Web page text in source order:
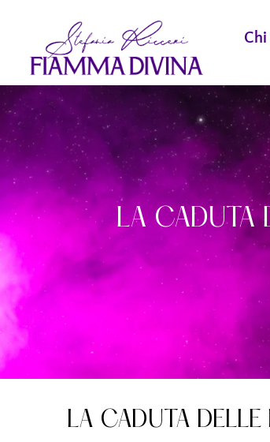
LA CADUTA
LA CADUTA DELLE